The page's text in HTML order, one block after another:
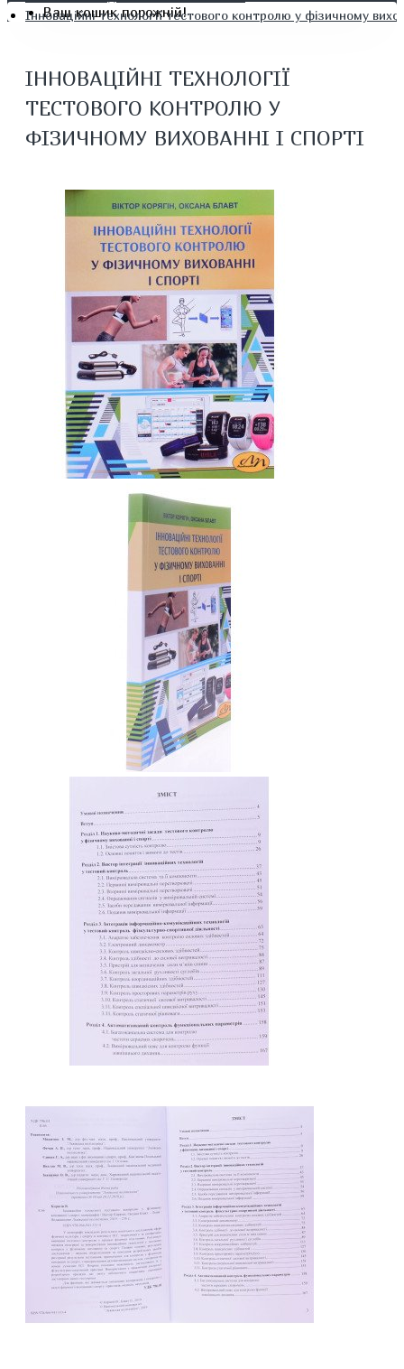
Ваш кошик порожній!
Інноваційні технології тестового контролю у фізичному
ІННОВАЦІЙНІ ТЕХНОЛОГІЇ
ТЕСТОВОГО КОНТРОЛЮ У
ФІЗИЧНОМУ ВИХОВАННІ І СПОРТІ